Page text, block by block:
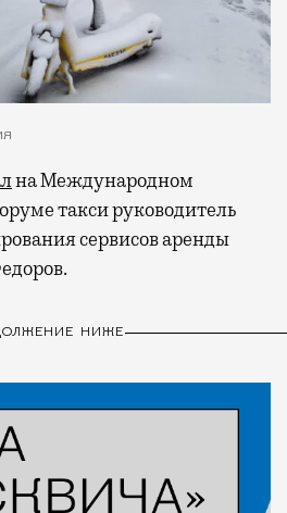
на Международном
такси руководитель
сервисов аренды
НИЖЕ